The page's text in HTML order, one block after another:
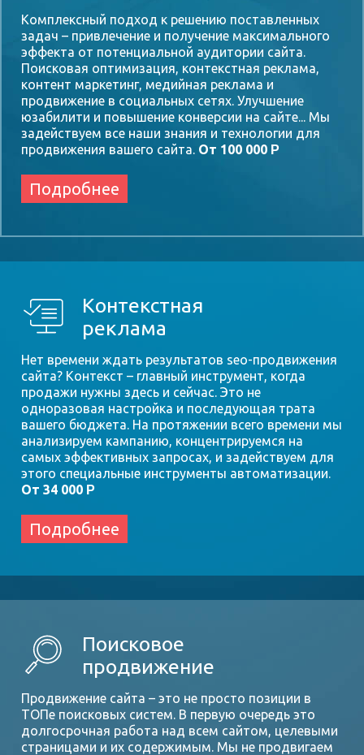
Комплексный подход к решению поставленных
задач – привлечение и получение максимального
эффекта от потенциальной аудитории сайта.
Поисковая оптимизация, контекстная реклама,
контент маркетинг, медийная реклама и
продвижение в социальных сетях. Улучшение
юзабилити и повышение конверсии на сайте... Мы
задействуем все наши знания и технологии для
продвижения вашего сайта. От 100 000 Р
Подробнее
Контекстная
реклама
Нет времени ждать результатов seo-продвижения
сайта? Контекст – главный инструмент, когда
продажи нужны здесь и сейчас. Это не
одноразовая настройка и последующая трата
вашего бюджета. На протяжении всего времени мы
анализируем кампанию, концентрируемся на
самых эффективных запросах, и задействуем для
этого специальные инструменты автоматизации.
От 34 000 Р
Подробнее
Поисковое
продвижение
Продвижение сайта – это не просто позиции в
ТОПе поисковых систем. В первую очередь это
долгосрочная работа над всем сайтом, целевыми
страницами и их содержимым. Мы не продвигаем